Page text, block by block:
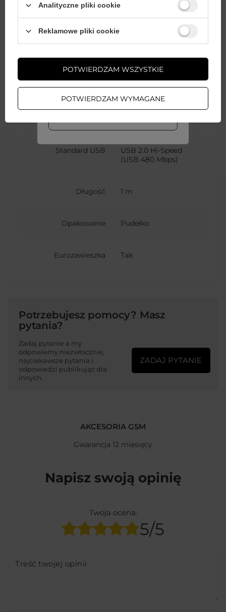
Rodzaj złącza
USB-A (męski)
Micro USB-B (męski)
Maksymalne natężenie
2.4 A
Standard USB
USB 2.0 Hi-Speed
(USB 480 Mbps)
Długość 1 m
Opakowanie Pudełko
Eurozawieszka Tak
Potrzebujesz pomocy? Masz
pytania?
Zadaj pytanie a my
odpowiemy niezwłocznie,
najciekawsze pytania i
odpowiedzi publikując dla
innych.
ZADAJ PYTANIE
AKCESORIA GSM
Gwarancja 12 miesięcy
Napisz swoją opinię
Twoja ocena:
5/5
Treść twojej opinii
Wystarczy założyć konto
odblokować zniżki na kolejne
ZAŁÓŻ KONTO
Analityczne pliki cookie
Reklamowe pliki cookie
POTWIERDZAM WYMAGANE
POTWIERDZAM WSZYSTKIE